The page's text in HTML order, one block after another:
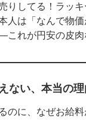
りしてる！ラッ
人は「なんで物
れが円安の皮肉
ない、本当の理
のに、なぜお給